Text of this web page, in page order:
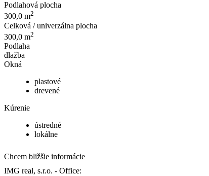
Podlahová plocha
300,0 m2
Celková / univerzálna plocha
300,0 m2
Podlaha
dlažba
Okná
plastové
drevené
Kúrenie
ústredné
lokálne
Chcem bližšie informácie
IMG real, s.r.o. - Office: